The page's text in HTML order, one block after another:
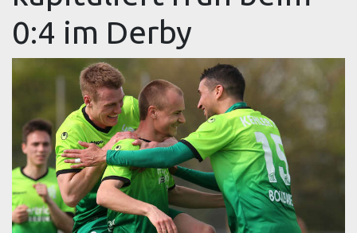
0:4 im Derby